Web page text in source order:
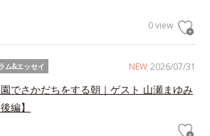
0 view
NEW 2026/07/31
ム&エッセイ
でさかだちをする朝｜ゲスト 山瀬まゆみ
後編】